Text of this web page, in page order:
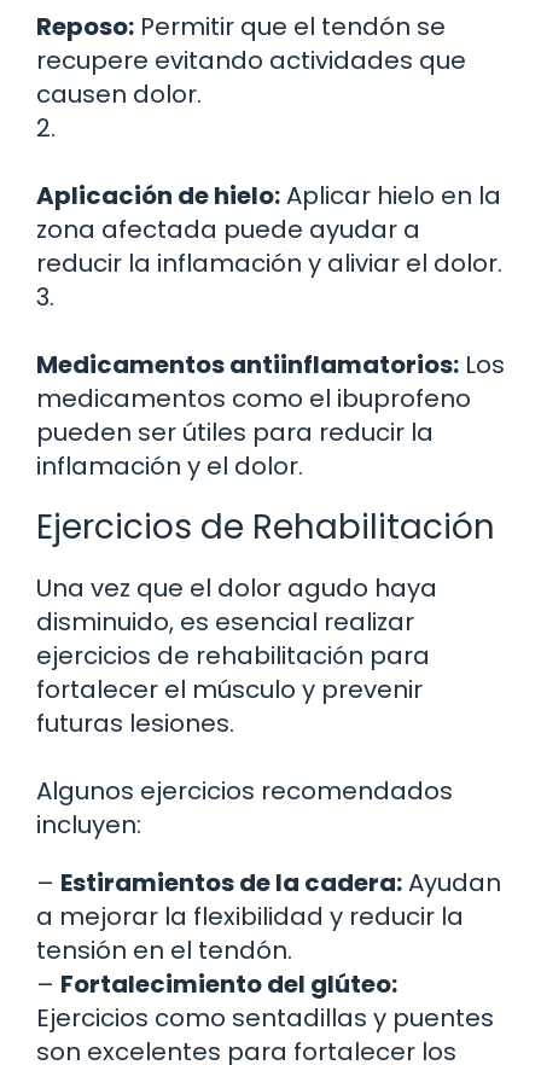
Reposo: Permitir que el tendón se
recupere evitando actividades que
causen dolor.
2.
Aplicación de hielo:Aplicar hielo en la
zona afectada puede ayudar a
reducir la inflamación y aliviar el dolor.
3.
Medicamentos antiinflamatorios: Los
medicamentos como el ibuprofeno
pueden ser útiles para reducir la
inflamación y el dolor.
Ejercicios de Rehabilitación
Una vez que el dolor agudo haya
disminuido, es esencial realizar
ejercicios de rehabilitación para
fortalecer el músculo y prevenir
futuras lesiones.
Algunos ejercicios recomendados
incluyen:
– Estiramientos de la cadera:Ayudan
a mejorar la flexibilidad y reducir la
tensión en el tendón.
– Fortalecimiento del glúteo:
Ejercicios como sentadillas y puentes
son excelentes para fortalecer los